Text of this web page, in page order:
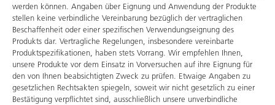
werden können. Angaben über Eignung und Anwendung der Produkte
stellen keine verbindliche Vereinbarung bezüglich der vertraglichen
Beschaffenheit oder einer spezifischen Verwendungseignung des
Produkts dar. Vertragliche Regelungen, insbesondere vereinbarte
Produktspezifikationen, haben stets Vorrang. Wir empfehlen Ihnen,
unsere Produkte vor dem Einsatz in Vorversuchen auf ihre Eignung für
den von Ihnen beabsichtigten Zweck zu prüfen. Etwaige Angaben zu
gesetzlichen Rechtsakten spiegeln, soweit wir nicht gesetzlich zu einer
Bestätigung verpflichtet sind, ausschließlich unsere unverbindliche